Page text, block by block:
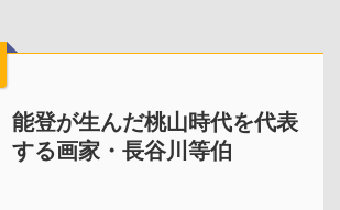
能登が生んだ桃山時代を代表
する画家・長谷川等伯